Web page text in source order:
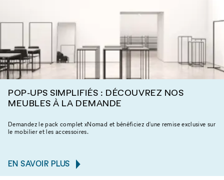
POP-UPS SIMPLIFIÉS : DÉCOUVREZ NOS
MEUBLES À LA DEMANDE
Demandez le pack complet xNomad et bénéficiez d'une remise exclusive sur
le mobilier et les accessoires.
EN SAVOIR PLUS